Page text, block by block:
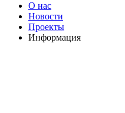
О нас
Новости
Проекты
Информация